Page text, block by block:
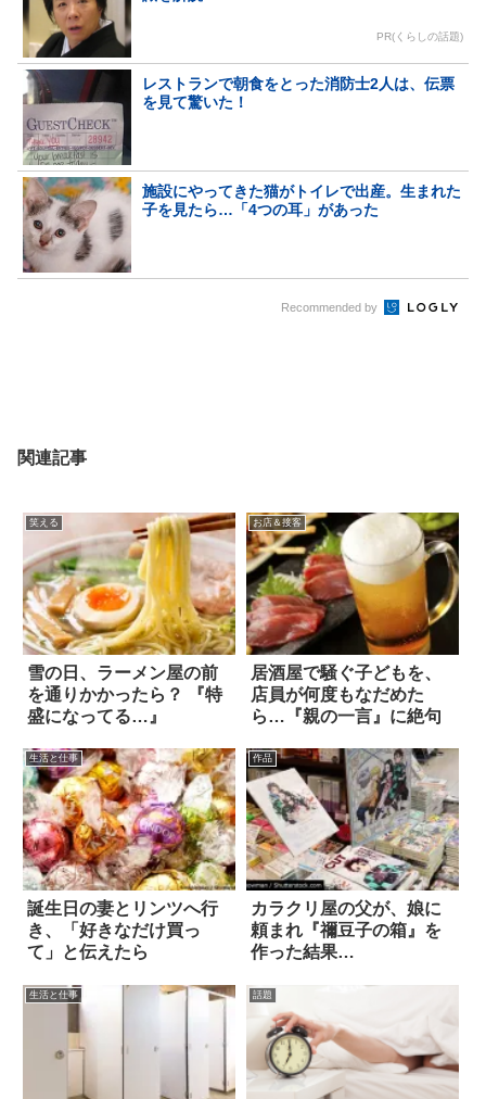
PR(くらしの話題)
レストランで朝食をとった消防士2人は、伝票
を見て驚いた！
施設にやってきた猫がトイレで出産。生まれた
子を見たら…「4つの耳」があった
Recommended by
関連記事
笑える
雪の日、ラーメン屋の前
を通りかかったら？ 『特
盛になってる…』
お店＆接客
居酒屋で騒ぐ子どもを、
店員が何度もなだめた
ら…『親の一言』に絶句
生活と仕事
誕生日の妻とリンツへ行
き、「好きなだけ買っ
て」と伝えたら
作品
カラクリ屋の父が、娘に
頼まれ『禰豆子の箱』を
作った結果…
生活と仕事 話題